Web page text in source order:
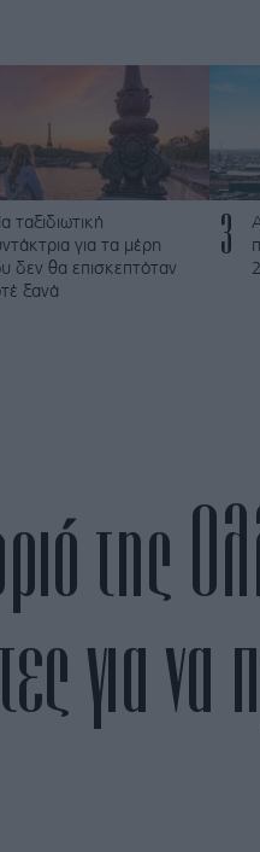
ταξιδιωτική
για τα μέρη
δεν θα επισκεπτόταν
ξανά
3
της
για να